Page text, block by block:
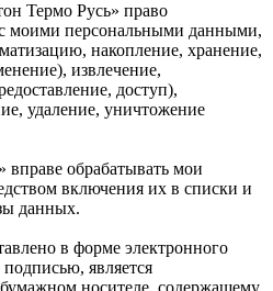
Термо Русь» право
с моими персональными данными,
накопление, хранение,
извлечение,
доступ),
удаление, уничтожение
обрабатывать мои
включения их в списки и
данных.
в форме электронного
является
носителе, содержащему